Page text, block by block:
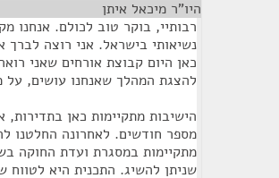
היו"ר מיכאל איתן
רבותיי, בוקר טוב לכולם. אנחנו
נשיאותי בישראל. אני רוצה
כאן היום קבוצת אורחים שאני
להצגת המהלך שאנחנו עושים, על
הישיבות מתקיימות כאן
מספר חודשים. לאחרונה החלטנו
מתקיימות במסגרת ועדת החוקה
שניתן להשיג. התכנית היא